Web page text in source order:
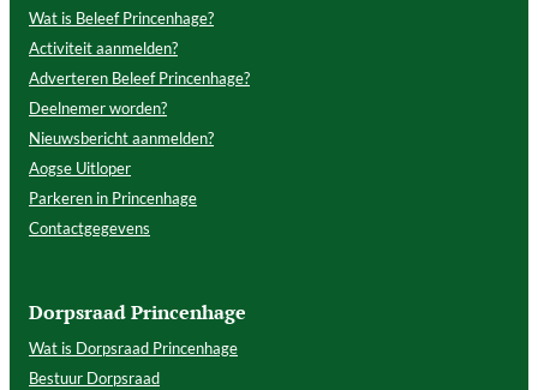
Wat is Beleef Princenhage?
Activiteit aanmelden?
Adverteren Beleef Princenhage?
Deelnemer worden?
Nieuwsbericht aanmelden?
Aogse Uitloper
Parkeren in Princenhage
Contactgegevens
Dorpsraad Princenhage
Wat is Dorpsraad Princenhage
Bestuur Dorpsraad